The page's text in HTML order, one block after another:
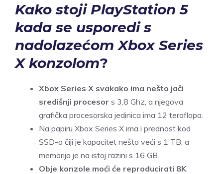
Kako stoji PlayStation 5
kada se usporedi s
nadolazećom Xbox Series
X konzolom?
Xbox Series X svakako ima nešto jači
središnji procesor s 3.8 Ghz, a njegova
grafička procesorska jedinica ima 12 teraflopa.
Na papiru Xbox Series X ima i prednost kod
SSD-a čiji je kapacitet nešto veći s 1 TB, a
memorija je na istoj razini s 16 GB.
Obje konzole moći će reproducirati 8K